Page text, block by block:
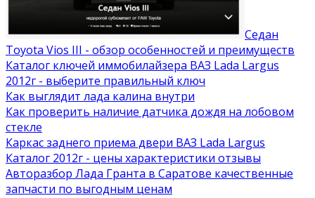
Седан
Toyota Vios III - обзор особенностей и преимуществ
Каталог ключей иммобилайзера ВАЗ Lada Largus
2012г - выберите правильный ключ
Как выглядит лада калина внутри
Как проверить наличие датчика дождя на лобовом
стекле
Каркас заднего приема двери ВАЗ Lada Largus
Каталог 2012г - цены характеристики отзывы
Авторазбор Лада Гранта в Саратове качественные
запчасти по выгодным ценам